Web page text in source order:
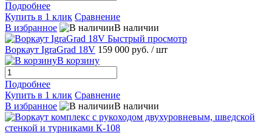
Подробнее
Купить в 1 клик Сравнение
В избранное
В наличии
Быстрый просмотр
Воркаут IgraGrad 18V 159 000 руб. / шт
В корзину
Подробнее
Купить в 1 клик Сравнение
В избранное
В наличии